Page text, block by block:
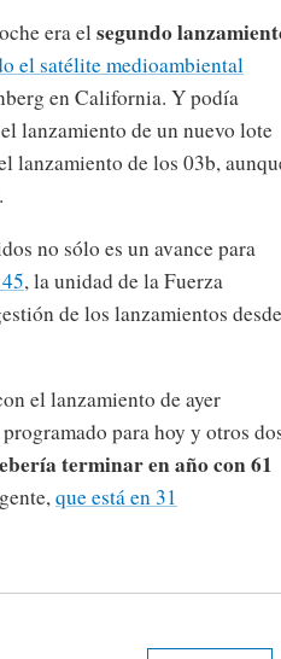
era elsegundo
el satélite medioambiental
en California. Y podía
lanzamiento de un nuevo lote
lanzamiento de los 03b,
no sólo es un avance para
, la unidad de la Fuerza
de los lanzamientos desde
el lanzamiento de ayer
para hoy y otros
terminar en año con 61
que está en 31